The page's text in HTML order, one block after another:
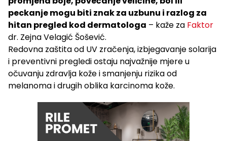
peckanje mogu biti znak za uzbunu i razlog za
hitan pregled kod dermatologa – kaže za Faktor
dr. Zejna Velagić Šošević.
Redovna zaštita od UV zračenja, izbjegavanje solarija
i preventivni pregledi ostaju najvažnije mjere u
očuvanju zdravlja kože i smanjenju rizika od
melanoma i drugih oblika karcinoma kože.